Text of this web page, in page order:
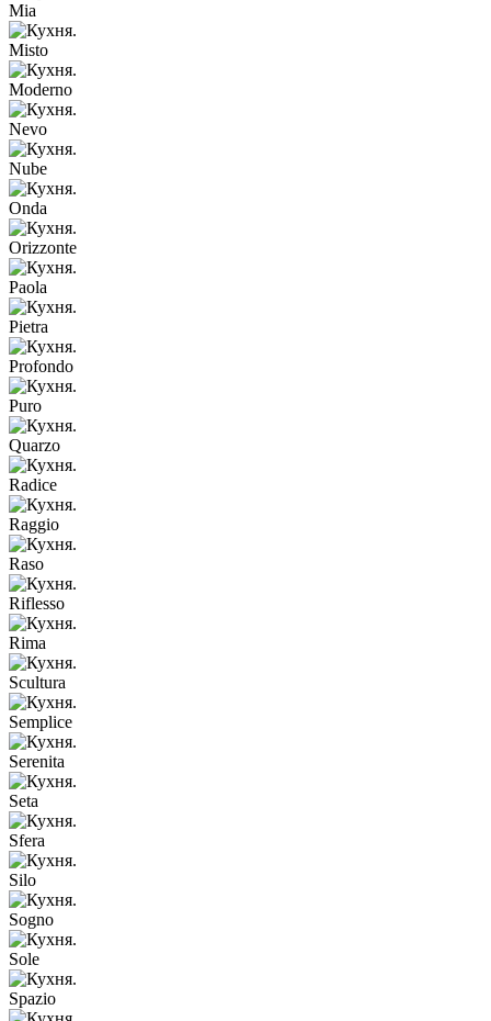
Mia
Misto
Moderno
Nevo
Nube
Onda
Orizzonte
Paola
Pietra
Profondo
Puro
Quarzo
Radice
Raggio
Raso
Riflesso
Rima
Scultura
Semplice
Serenita
Seta
Sfera
Silo
Sogno
Sole
Spazio